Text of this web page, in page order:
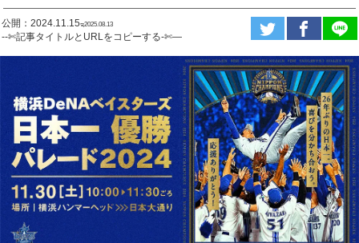
公開：2024.11.15ಇ2025.08.13
--✄記事タイトルとURLをコピーする-✄—